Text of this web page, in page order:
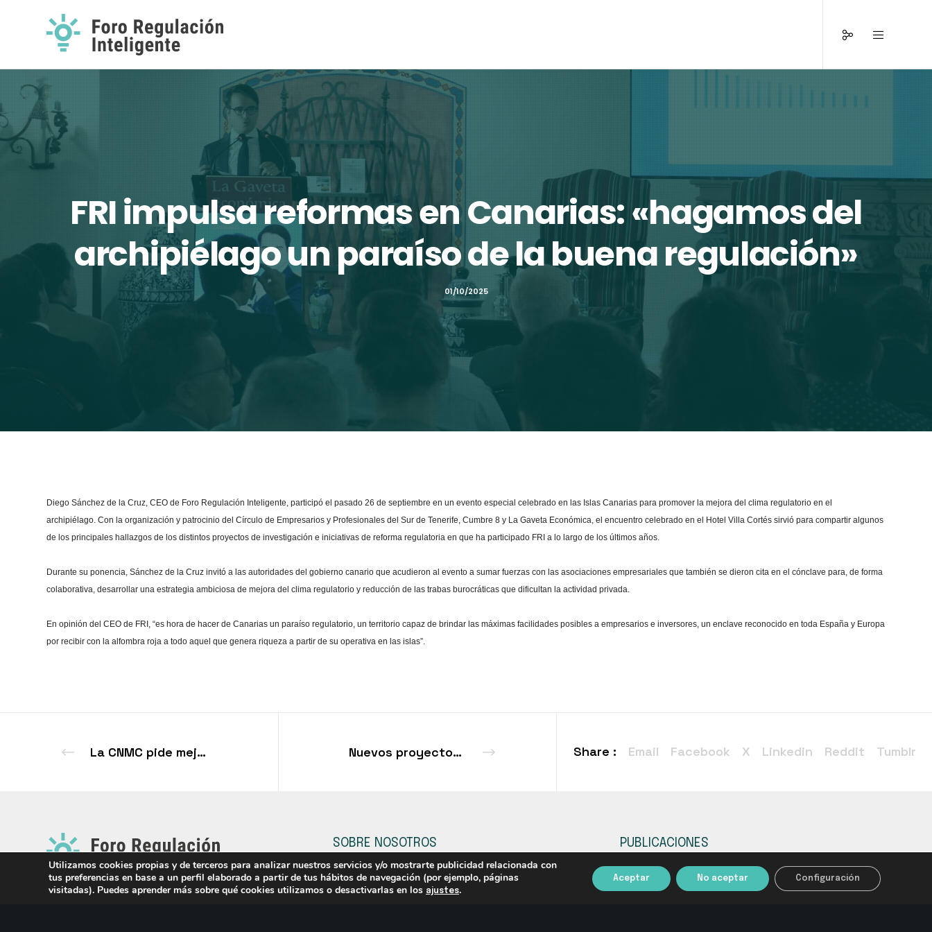
FRI impulsa reformas en Canarias: «hagamos del
archipiélago un paraíso de la buena regulación»
01/10/2025
Diego Sánchez de la Cruz, CEO de Foro Regulación Inteligente, participó el pasado 26 de septiembre en un evento especial celebrado en las Islas Canarias para promover la mejora del clima regulatorio en el
archipiélago. Con la organización y patrocinio del Círculo de Empresarios y Profesionales del Sur de Tenerife, Cumbre 8 y La Gaveta Económica, el encuentro celebrado en el Hotel Villa Cortés sirvió para compartir algunos
de los principales hallazgos de los distintos proyectos de investigación e iniciativas de reforma regulatoria en que ha participado FRI a lo largo de los últimos años.
Durante su ponencia, Sánchez de la Cruz invitó a las autoridades del gobierno canario que acudieron al evento a sumar fuerzas con las asociaciones empresariales que también se dieron cita en el cónclave para, de forma
colaborativa, desarrollar una estrategia ambiciosa de mejora del clima regulatorio y reducción de las trabas burocráticas que dificultan la actividad privada.
En opinión del CEO de FRI, “es hora de hacer de Canarias un paraíso regulatorio, un territorio capaz de brindar las máximas facilidades posibles a empresarios e inversores, un enclave reconocido en toda España y Europa
por recibir con la alfombra roja a todo aquel que genera riqueza a partir de su operativa en las islas”.
La CNMC pide mejorar la regulación en base a la economía conductual Nuevos proyectos de FRI en Italia y Argentina: así avanza la agenda de la desregulación Share : Email Facebook X Linkedin Reddit Tumblr
SOBRE NOSOTROS
SMART REGULATION
OBSERVATORIO FISCAL
PUBLICACIONES
HIPERREGULACIÓN EN CIFRAS
CONTACTO
Utilizamos cookies propias y de terceros para analizar nuestros servicios y/o mostrarte publicidad relacionada con
tus preferencias en base a un perfil elaborado a partir de tus hábitos de navegación (por ejemplo, páginas
visitadas). Puedes aprender más sobre qué cookies utilizamos o desactivarlas en los ajustes.
Aceptar No aceptar Configuración